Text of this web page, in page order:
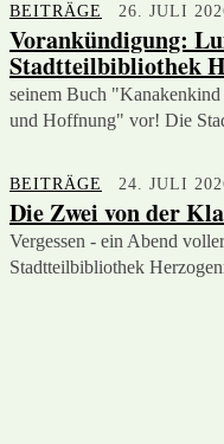
BEITRÄGE 26. JULI
Vorankündigung:
Stadtteilbibliothek
seinem Buch
und Hoffnung" vor! Die
BEITRÄGE 24. JULI
Die Zwei von der
Vergessen - ein Abend
Stadtteilbibliothek